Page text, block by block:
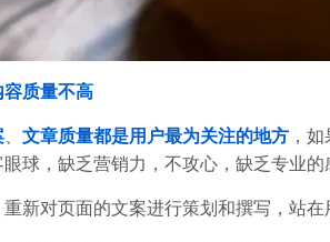
质量不高
文章质量都是用户最为关注的地方 ，
球，缺乏营销力，不攻心，缺乏专业
重新对页面的文案进行策划和撰写，站